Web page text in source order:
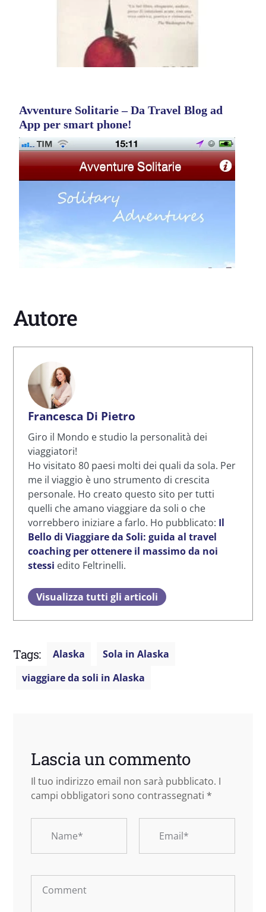
Avventure Solitarie – Da Travel Blog ad
App per smart phone!
Autore
Francesca Di Pietro
Giro il Mondo e studio la personalità dei
viaggiatori!
Ho visitato 80 paesi molti dei quali da sola. Per
me il viaggio è uno strumento di crescita
personale. Ho creato questo sito per tutti
quelli che amano viaggiare da soli o che
vorrebbero iniziare a farlo. Ho pubblicato: Il
Bello di Viaggiare da Soli: guida al travel
coaching per ottenere il massimo da noi
stessi edito Feltrinelli.
Visualizza tutti gli articoli
Tags: Alaska
Sola in Alaska
viaggiare da soli in Alaska
Lascia un commento
Il tuo indirizzo email non sarà pubblicato. I
campi obbligatori sono contrassegnati *